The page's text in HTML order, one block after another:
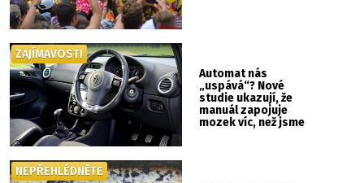
Automat nás
„uspává“? Nové
studie ukazují, že
manuál zapojuje
mozek víc, než jsme
ZAJÍMAVOSTI
NEPŘEHLÉDNĚTE